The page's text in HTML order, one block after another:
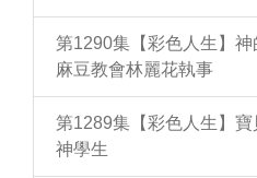
第1290集【彩色人生】
麻豆教會林麗花執事
第1289集【彩色人生】
神學生